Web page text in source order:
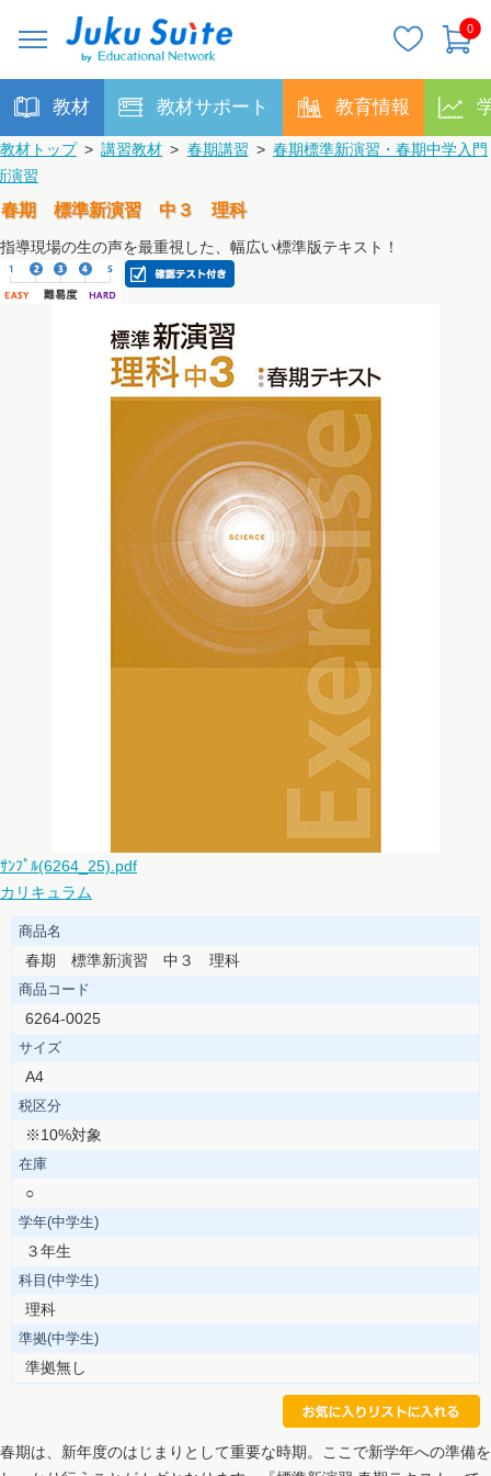
0
教材 教材サポート 教育情報
教材トップ > 講習教材 > 春期講習 > 春期標準新演習・春期中学入門
演習
春期 標準新演習 中３ 理科
指導現場の生の声を最重視した、幅広い標準版テキスト！
ｻﾝﾌﾟﾙ(6264_25).pdf
カリキュラム
商品名
春期 標準新演習 中３ 理科
商品コード
6264-0025
サイズ
A4
税区分
※10%対象
在庫
○
学年(中学生)
３年生
科目(中学生)
理科
準拠(中学生)
準拠無し
春期は、新年度のはじまりとして重要な時期。ここで新学年への準備を